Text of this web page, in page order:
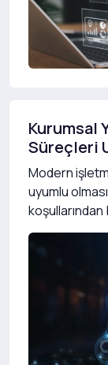
Kurumsal
Süreçleri
Modern
uyumlu